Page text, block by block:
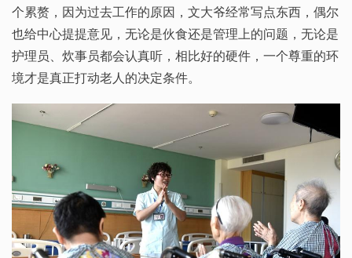
个累赘，因为过去工作的原因，文大爷经常写点东西，偶尔
也给中心提提意见，无论是伙食还是管理上的问题，无论是
护理员、炊事员都会认真听，相比好的硬件，一个尊重的环
境才是真正打动老人的决定条件。